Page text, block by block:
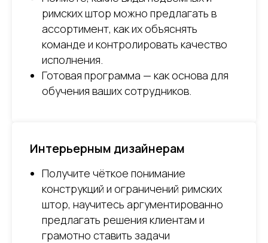
римских штор можно предлагать в
ассортимент, как их объяснять
команде и контролировать качество
исполнения.
Готовая программа — как основа для
обучения ваших сотрудников.
Интерьерным дизайнерам
Получите чёткое понимание
конструкций и ограничений римских
штор, научитесь аргументированно
предлагать решения клиентам и
грамотно ставить задачи